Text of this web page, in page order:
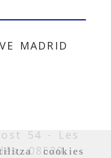
cookies
MADRID
54 -
Les
08520,